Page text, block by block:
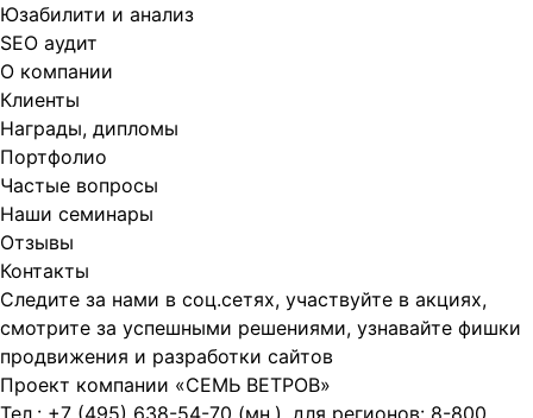
Юзабилити и анализ
SEO аудит
О компании
Клиенты
Награды, дипломы
Портфолио
Частые вопросы
Наши семинары
Отзывы
Контакты
Следите за нами в соц.сетях, участвуйте в акциях,
смотрите за успешными решениями, узнавайте фишки
продвижения и разработки сайтов
Проект компании «СЕМЬ ВЕТРОВ»
Тел.: +7 (495) 638-54-70 (мн.), для регионов: 8-800